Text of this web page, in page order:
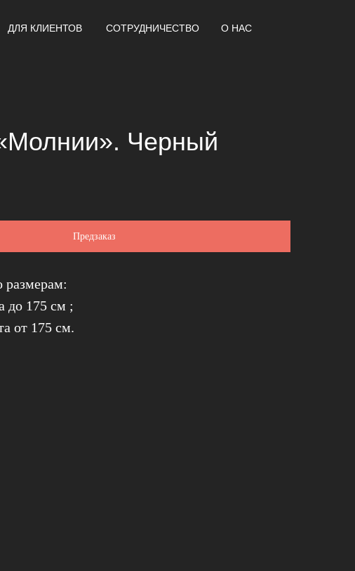
ДЛЯ КЛИЕНТОВ СОТРУДНИЧЕСТВО О НАС
Черный
Предзаказ
размерам:
до 175 см ;
от 175 см.